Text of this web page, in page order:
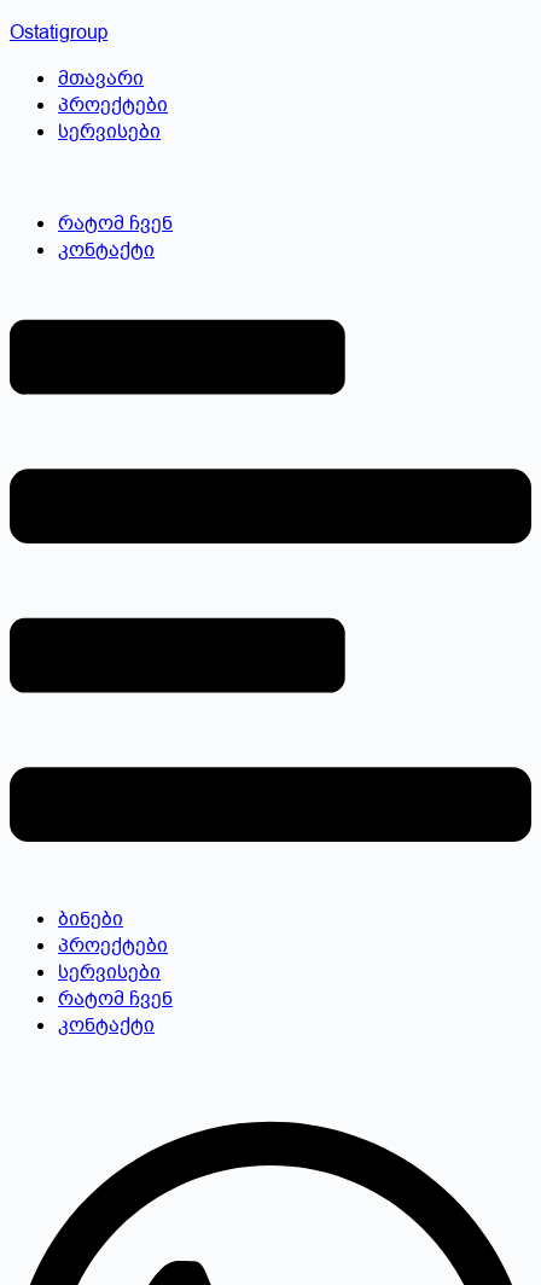
Skip
content
Ostatigroup
მთავარი
პროექტები
სერვისები
რატომ ჩვენ
კონტაქტი
ბინები
პროექტები
სერვისები
რატომ ჩვენ
კონტაქტი